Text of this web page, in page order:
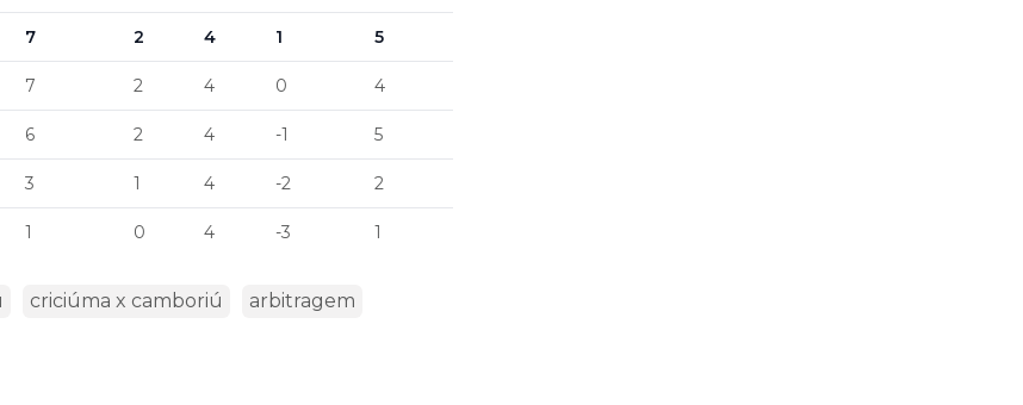
7 2 4 1 5
7 2 4 0 4
6 2 4 -1 5
3 1 4 -2 2
1 0 4 -3 1
criciúma x camboriú arbitragem